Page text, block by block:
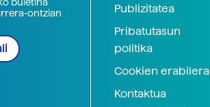
ontzian
Publizitatea
Pribatutasun
politika
Cookien erabilera
Kontaktua